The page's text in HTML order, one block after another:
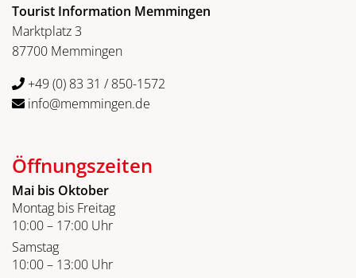
Tourist Information Memmingen
Marktplatz 3
87700 Memmingen
+49 (0) 83 31 / 850-1572
info@memmingen.de
Öffnungszeiten
Mai bis Oktober
Montag bis Freitag
10:00 – 17:00 Uhr
Samstag
10:00 – 13:00 Uhr